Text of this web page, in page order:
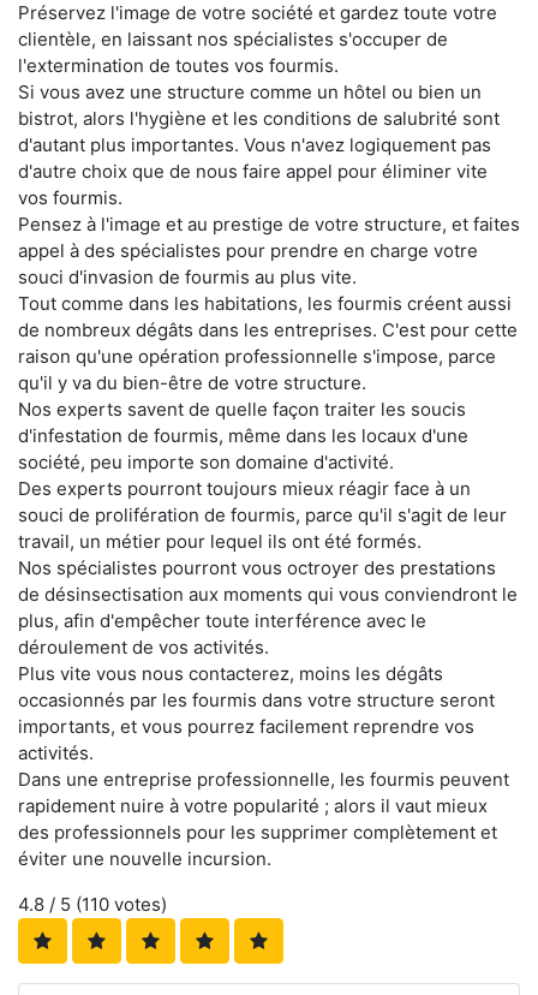
Préservez l'image de votre société et gardez toute votre
clientèle, en laissant nos spécialistes s'occuper de
l'extermination de toutes vos fourmis.
Si vous avez une structure comme un hôtel ou bien un
bistrot, alors l'hygiène et les conditions de salubrité sont
d'autant plus importantes. Vous n'avez logiquement pas
d'autre choix que de nous faire appel pour éliminer vite
vos fourmis.
Pensez à l'image et au prestige de votre structure, et faites
appel à des spécialistes pour prendre en charge votre
souci d'invasion de fourmis au plus vite.
Tout comme dans les habitations, les fourmis créent aussi
de nombreux dégâts dans les entreprises. C'est pour cette
raison qu'une opération professionnelle s'impose, parce
qu'il y va du bien-être de votre structure.
Nos experts savent de quelle façon traiter les soucis
d'infestation de fourmis, même dans les locaux d'une
société, peu importe son domaine d'activité.
Des experts pourront toujours mieux réagir face à un
souci de prolifération de fourmis, parce qu'il s'agit de leur
travail, un métier pour lequel ils ont été formés.
Nos spécialistes pourront vous octroyer des prestations
de désinsectisation aux moments qui vous conviendront le
plus, afin d'empêcher toute interférence avec le
déroulement de vos activités.
Plus vite vous nous contacterez, moins les dégâts
occasionnés par les fourmis dans votre structure seront
importants, et vous pourrez facilement reprendre vos
activités.
Dans une entreprise professionnelle, les fourmis peuvent
rapidement nuire à votre popularité ; alors il vaut mieux
des professionnels pour les supprimer complètement et
éviter une nouvelle incursion.
4.8 / 5 (110 votes)